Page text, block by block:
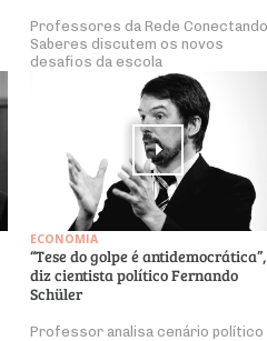
Professores da Rede Conectando
Saberes discutem os novos
desafios da escola
ECONOMIA
“Tese do golpe é antidemocrática”,
diz cientista político Fernando
Schüler
Professor analisa cenário político